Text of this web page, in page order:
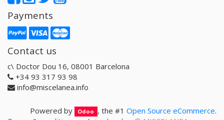
Payments
Contact us
c\ Doctor Dou 16, 08001 Barcelona
+34 93 317 93 98
info@miscelanea.info
Powered by Odoo , the #1 Open Source eCommerce.